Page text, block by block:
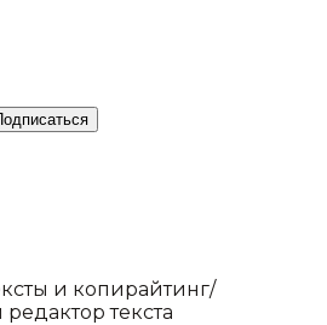
и копирайтинг/
текста